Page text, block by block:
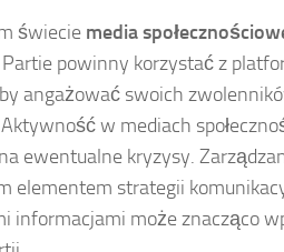
świecie media
powinny korzystać z
angażować swoich
w mediach
ewentualne kryzysy.
elementem strategii
informacjami może znacząco